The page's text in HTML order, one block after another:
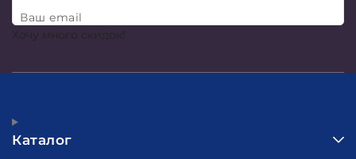
Ваш email
Хочу много скидок!
Каталог